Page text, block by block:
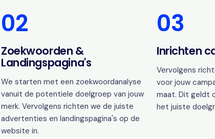
02
Zoekwoorden &
Landingspagina's
We starten met een zoekwoordanalyse
vanuit de potentiele doelgroep van jouw
merk. Vervolgens richten we de juiste
advertenties en landingspagina's op de
website in.
03
Inrichten
Vervolgens
voor jouw
maat. Dit geldt
het juiste